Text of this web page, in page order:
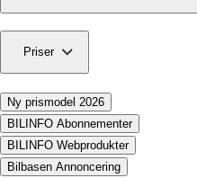
Priser
Ny prismodel 2026
BILINFO Abonnementer
BILINFO Webprodukter
Bilbasen Annoncering